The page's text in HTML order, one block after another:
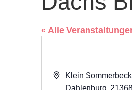
« Alle
Adresse
Klein
Dahlenburg, 21368